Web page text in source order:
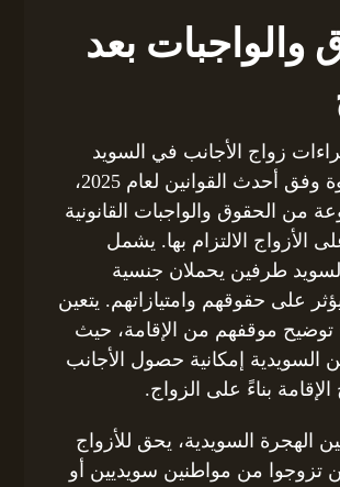
والواجبات بعد
زواج الأجانب في السويد
خطوة بخطوة وفق أحدث القوانين لعام 2025،
من الحقوق والواجبات القانونية
الأزواج الالتزام بها. يشمل
طرفين يحملان جنسية
على حقوقهم وامتيازاتهم. يتعين
توضيح موقفهم من الإقامة، حيث
السويدية إمكانية حصول الأجانب
بناءً على الزواج.
الهجرة السويدية، يحق للأزواج
تزوجوا من مواطنين سويديين أو